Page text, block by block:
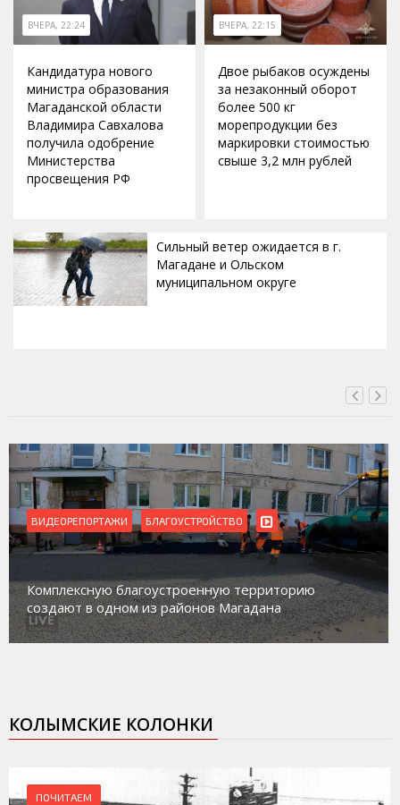
ВЧЕРА, 22:24
Кандидатура нового
министра образования
Магаданской области
Владимира Савхалова
получила одобрение
Министерства
просвещения РФ
ВЧЕРА, 22:15
Двое рыбаков осуждены
за незаконный оборот
более 500 кг
морепродукции без
маркировки стоимостью
свыше 3,2 млн рублей
Сильный ветер ожидается в г.
Магадане и Ольском
муниципальном округе
ВИДЕОРЕПОРТАЖИ БЛАГОУСТРОЙСТВО
Комплексную благоустроенную территорию
создают в одном из районов Магадана
КОЛЫМСКИЕ КОЛОНКИ
ПОЧИТАЕМ